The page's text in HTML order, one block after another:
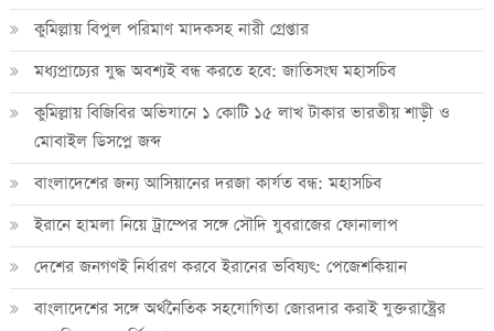
কুমিল্লায় বিপুল পরিমাণ মাদকসহ নারী গ্রেপ্তার
মধ্যপ্রাচ্যের যুদ্ধ অবশ্যই বন্ধ করতে হবে: জাতিসংঘ মহাসচিব
কুমিল্লায় বিজিবির অভিযানে ১ কোটি ১৫ লাখ টাকার ভারতীয় শাড়ী ও
মোবাইল ডিসপ্লে জব্দ
বাংলাদেশের জন্য আসিয়ানের দরজা কার্যত বন্ধ: মহাসচিব
ইরানে হামলা নিয়ে ট্রাম্পের সঙ্গে সৌদি যুবরাজের ফোনালাপ
দেশের জনগণই নির্ধারণ করবে ইরানের ভবিষ্যৎ: পেজেশকিয়ান
বাংলাদেশের সঙ্গে অর্থনৈতিক সহযোগিতা জোরদার করাই যুক্তরাষ্ট্রের